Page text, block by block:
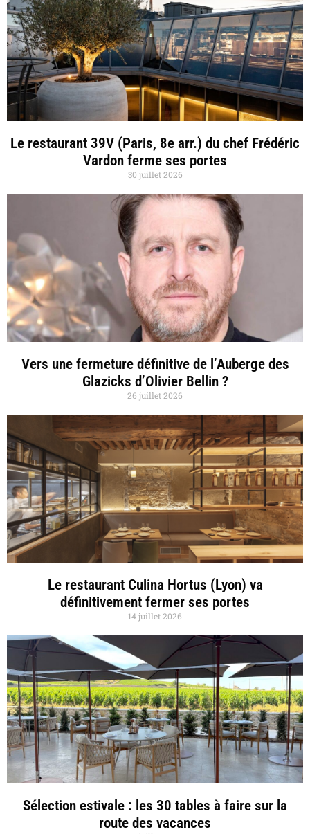
Le restaurant 39V (Paris, 8e arr.) du chef Frédéric
Vardon ferme ses portes
30 juillet 2026
Vers une fermeture définitive de l’Auberge des
Glazicks d’Olivier Bellin ?
26 juillet 2026
Le restaurant Culina Hortus (Lyon) va
définitivement fermer ses portes
14 juillet 2026
Sélection estivale : les 30 tables à faire sur la
route des vacances